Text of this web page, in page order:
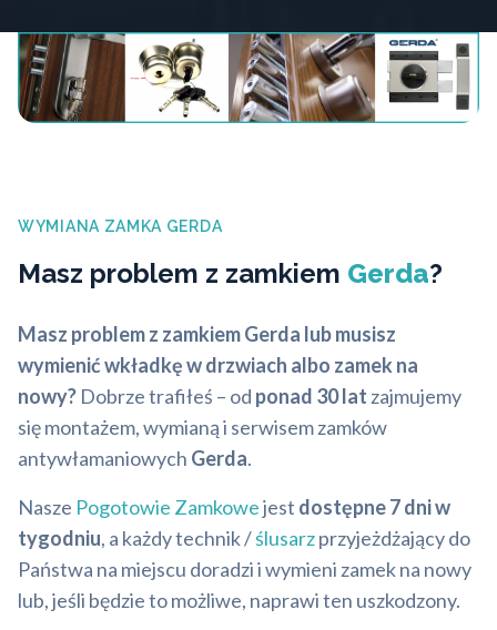
WYMIANA ZAMKA GERDA
Masz problem z zamkiem Gerda?
Masz problem z zamkiem Gerda lub musisz
wymienić wkładkę w drzwiach albo zamek na
nowy? Dobrze trafiłeś – od ponad 30 lat zajmujemy
się montażem, wymianą i serwisem zamków
antywłamaniowych Gerda.
Nasze Pogotowie Zamkowejest dostępne 7 dni w
tygodniu, a każdy technik /ślusarzprzyjeżdżający do
Państwa na miejscu doradzi i wymieni zamek na nowy
lub, jeśli będzie to możliwe, naprawi ten uszkodzony.